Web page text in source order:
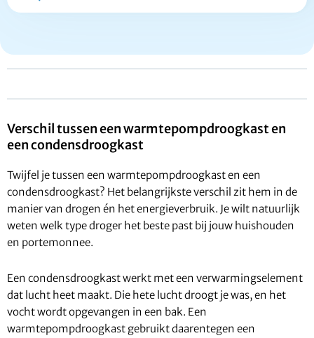
Verschil tussen een warmtepompdroogkast en
een condensdroogkast
Twijfel je tussen een warmtepompdroogkast en een
condensdroogkast? Het belangrijkste verschil zit hem in de
manier van drogen én het energieverbruik. Je wilt natuurlijk
weten welk type droger het beste past bij jouw huishouden
en portemonnee.
Een condensdroogkast werkt met een verwarmingselement
dat lucht heet maakt. Die hete lucht droogt je was, en het
vocht wordt opgevangen in een bak. Een
warmtepompdroogkast gebruikt daarentegen een